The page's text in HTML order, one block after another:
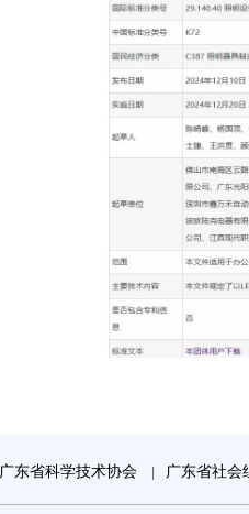
广东省科学技术协会 广东省社会